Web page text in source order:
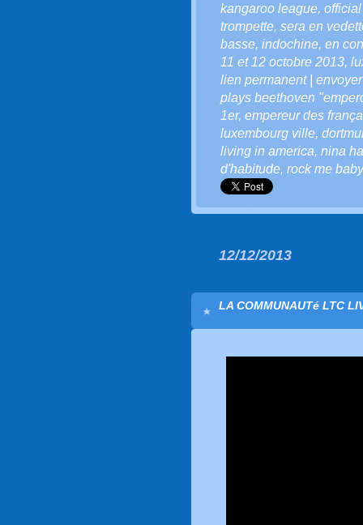
kangaroo league,
trompette, sera en
basse, indochine, en
11 et 12 octobre 2013,
lien permanent |
plays beethoven
1er, empereur des
luxembourg ville,
living in america, nina
d'habitude, rock me baby
12/12/2013
LA COMMUNAUTé LTC